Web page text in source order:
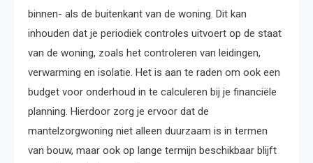
binnen- als de buitenkant van de woning. Dit kan
inhouden dat je periodiek controles uitvoert op de staat
van de woning, zoals het controleren van leidingen,
verwarming en isolatie. Het is aan te raden om ook een
budget voor onderhoud in te calculeren bij je financiële
planning. Hierdoor zorg je ervoor dat de
mantelzorgwoning niet alleen duurzaam is in termen
van bouw, maar ook op lange termijn beschikbaar blijft